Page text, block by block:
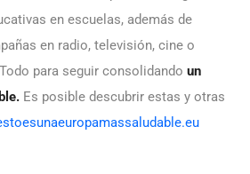
en escuelas, además de
en radio, televisión, cine o
para seguir consolidando un
Es posible descubrir estas y otras